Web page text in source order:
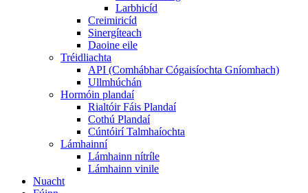
Larbhicíd
Creimiricíd
Sinergíteach
Daoine eile
Tréidliachta
API (Comhábhar Cógaisíochta Gníomhach)
Ullmhúchán
Hormóin plandaí
Rialtóir Fáis Plandaí
Cothú Plandaí
Cúntóirí Talmhaíochta
Lámhainní
Lámhainn nítríle
Lámhainn vinile
Nuacht